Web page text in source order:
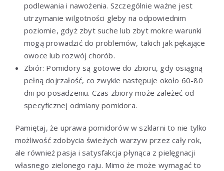
podlewania i nawożenia. Szczególnie ważne jest
utrzymanie wilgotności gleby na odpowiednim
poziomie, gdyż zbyt suche lub zbyt mokre warunki
mogą prowadzić do problemów, takich jak pękające
owoce lub rozwój chorób.
Zbiór: Pomidory są gotowe do zbioru, gdy osiągną
pełną dojrzałość, co zwykle następuje około 60-80
dni po posadzeniu. Czas zbiory może zależeć od
specyficznej odmiany pomidora.
Pamiętaj, że uprawa pomidorów w szklarni to nie tylko
możliwość zdobycia świeżych warzyw przez cały rok,
ale również pasja i satysfakcja płynąca z pielęgnacji
własnego zielonego raju. Mimo że może wymagać to